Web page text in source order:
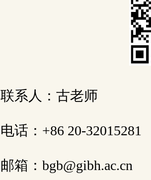
联系人：古老师
电话：+86 20-32015281
邮箱：bgb@gibh.ac.cn